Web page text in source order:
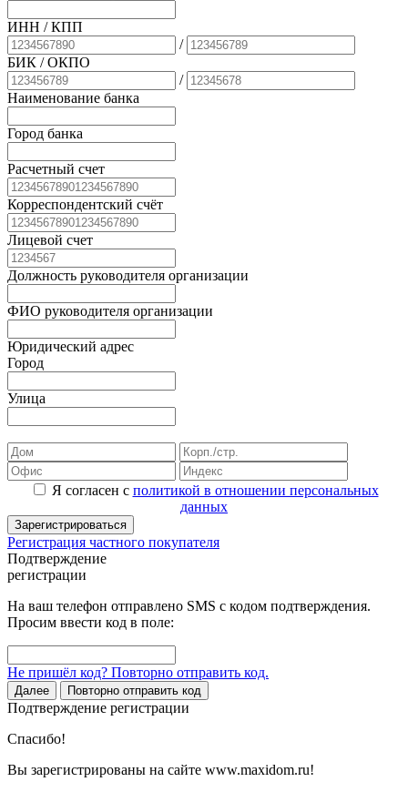
ИНН / КПП
/
БИК / ОКПО
/
Наименование банка
Город банка
Расчетный счет
Корреспондентский счёт
Лицевой счет
Должность руководителя организации
ФИО руководителя организации
Юридический адрес
Город
Улица
Я согласен с политикой в отношении персональных
данных
Зарегистрироваться
Регистрация частного покупателя
Подтверждение
регистрации
На ваш телефон отправлено SMS с кодом подтверждения.
Просим ввести код в поле:
Не пришёл код? Повторно отправить код.
Далее Повторно отправить код
Подтверждение регистрации
Спасибо!
Вы зарегистрированы на сайте www.maxidom.ru!